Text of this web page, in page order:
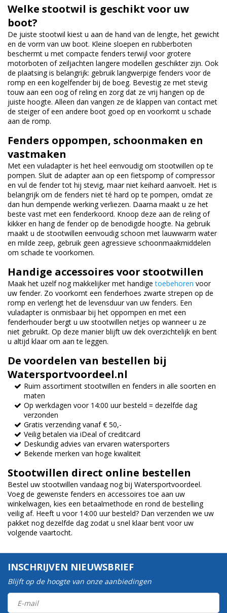
Welke stootwil is geschikt voor uw
boot?
De juiste stootwil kiest u aan de hand van de lengte, het gewicht
en de vorm van uw boot. Kleine sloepen en rubberboten
beschermt u met compacte fenders terwijl voor grotere
motorboten of zeiljachten langere modellen geschikter zijn. Ook
de plaatsing is belangrijk: gebruik langwerpige fenders voor de
romp en een kogelfender bij de boeg. Bevestig ze met stevig
touw aan een oog of reling en zorg dat ze vrij hangen op de
juiste hoogte. Alleen dan vangen ze de klappen van contact met
de steiger of een andere boot goed op en voorkomt u schade
aan de romp.
Fenders oppompen, schoonmaken en
vastmaken
Met een vuladapter is het heel eenvoudig om stootwillen op te
pompen. Sluit de adapter aan op een fietspomp of compressor
en vul de fender tot hij stevig, maar niet keihard aanvoelt. Het is
belangrijk om de fenders niet té hard op te pompen, omdat ze
dan hun dempende werking verliezen. Daarna maakt u ze het
beste vast met een fenderkoord. Knoop deze aan de reling of
kikker en hang de fender op de benodigde hoogte. Na gebruik
maakt u de stootwillen eenvoudig schoon met lauwwarm water
en milde zeep, gebruik geen agressieve schoonmaakmiddelen
om schade te voorkomen.
Handige accessoires voor stootwillen
Maak het uzelf nog makkelijker met handigetoebehoren voor
uw fender. Zo voorkomt een fenderhoes zwarte strepen op de
romp en verlengt het de levensduur van uw fenders. Een
vuladapter is onmisbaar bij het oppompen en met een
fenderhouder bergt u uw stootwillen netjes op wanneer u ze
niet gebruikt. Op deze manier blijft uw dek overzichtelijk en bent
u altijd klaar om aan te leggen.
De voordelen van bestellen bij
Watersportvoordeel.nl
Ruim assortiment stootwillen en fenders in alle soorten en
maten
Op werkdagen voor 14:00 uur besteld = dezelfde dag
verzonden
Gratis verzending vanaf € 50,-
Veilig betalen via iDeal of creditcard
Deskundig advies van ervaren watersporters
Bekende merken van hoge kwaliteit
Stootwillen direct online bestellen
Bestel uw stootwillen vandaag nog bij Watersportvoordeel.
Voeg de gewenste fenders en accessoires toe aan uw
winkelwagen, kies een betaalmethode en rond de bestelling
veilig af. Heeft u voor 14:00 uur besteld? Dan verzenden we uw
pakket nog dezelfde dag zodat u snel klaar bent voor uw
volgende vaartocht.
INSCHRIJVEN NIEUWSBRIEF
Blijft op de hoogte van onze aanbiedingen